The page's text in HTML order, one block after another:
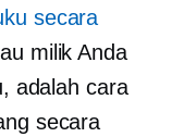
secara
milik Anda
adalah cara
secara